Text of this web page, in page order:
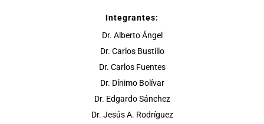
Integrantes:
Dr. Alberto Ángel
Dr. Carlos Bustillo
Dr. Carlos Fuentes
Dr. Dínimo Bolívar
Dr. Edgardo Sánchez
Dr. Jesús A. Rodríguez